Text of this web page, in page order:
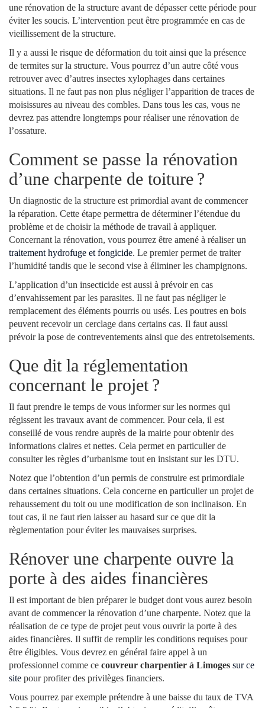
une rénovation de la structure avant de dépasser cette période pour
éviter les soucis. L’intervention peut être programmée en cas de
vieillissement de la structure.
Il y a aussi le risque de déformation du toit ainsi que la présence
de termites sur la structure. Vous pourrez d’un autre côté vous
retrouver avec d’autres insectes xylophages dans certaines
situations. Il ne faut pas non plus négliger l’apparition de traces de
moisissures au niveau des combles. Dans tous les cas, vous ne
devrez pas attendre longtemps pour réaliser une rénovation de
l’ossature.
Comment se passe la rénovation
d’une charpente de toiture ?
Un diagnostic de la structure est primordial avant de commencer
la réparation. Cette étape permettra de déterminer l’étendue du
problème et de choisir la méthode de travail à appliquer.
Concernant la rénovation, vous pourrez être amené à réaliser un
traitement hydrofuge et fongicide. Le premier permet de traiter
l’humidité tandis que le second vise à éliminer les champignons.
L’application d’un insecticide est aussi à prévoir en cas
d’envahissement par les parasites. Il ne faut pas négliger le
remplacement des éléments pourris ou usés. Les poutres en bois
peuvent recevoir un cerclage dans certains cas. Il faut aussi
prévoir la pose de contreventements ainsi que des entretoisements.
Que dit la réglementation
concernant le projet ?
Il faut prendre le temps de vous informer sur les normes qui
régissent les travaux avant de commencer. Pour cela, il est
conseillé de vous rendre auprès de la mairie pour obtenir des
informations claires et nettes. Cela permet en particulier de
consulter les règles d’urbanisme tout en insistant sur les DTU.
Notez que l’obtention d’un permis de construire est primordiale
dans certaines situations. Cela concerne en particulier un projet de
rehaussement du toit ou une modification de son inclinaison. En
tout cas, il ne faut rien laisser au hasard sur ce que dit la
règlementation pour éviter les mauvaises surprises.
Rénover une charpente ouvre la
porte à des aides financières
Il est important de bien préparer le budget dont vous aurez besoin
avant de commencer la rénovation d’une charpente. Notez que la
réalisation de ce type de projet peut vous ouvrir la porte à des
aides financières. Il suffit de remplir les conditions requises pour
être éligibles. Vous devrez en général faire appel à un
professionnel comme ce couvreur charpentier à Limoges sur ce
site pour profiter des privilèges financiers.
Vous pourrez par exemple prétendre à une baisse du taux de TVA